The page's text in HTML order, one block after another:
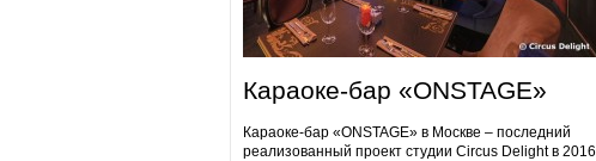
Караоке-бар «ONSTAGE»
Караоке-бар «ONSTAGE» в Москве – последний
реализованный проект студии Circus Delight в 2016